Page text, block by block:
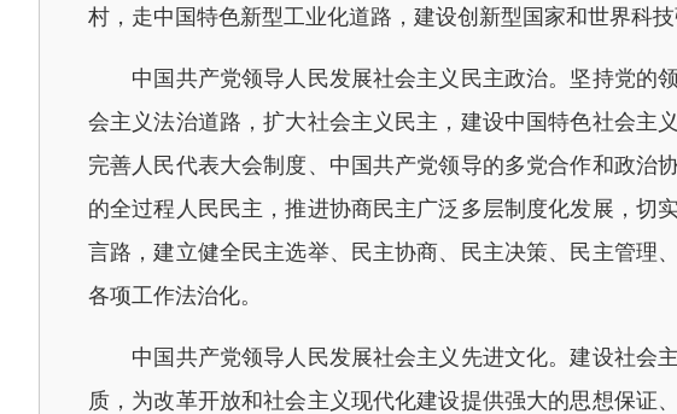
村，走中国特色新型工业化道路，建设创新型国家和世界科技
中国共产党领导人民发展社会主义民主政治。坚持党的
会主义法治道路，扩大社会主义民主，建设中国特色社会主
完善人民代表大会制度、中国共产党领导的多党合作和政治
的全过程人民民主，推进协商民主广泛多层制度化发展，
言路，建立健全民主选举、民主协商、民主决策、民主管理
各项工作法治化。
中国共产党领导人民发展社会主义先进文化。建设社会
质，为改革开放和社会主义现代化建设提供强大的思想保证